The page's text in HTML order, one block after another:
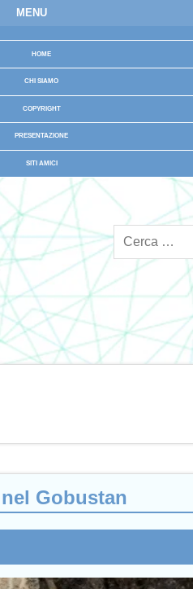
MENU
HOME
CHI SIAMO
COPYRIGHT
PRESENTAZIONE
SITI AMICI
Gobustan